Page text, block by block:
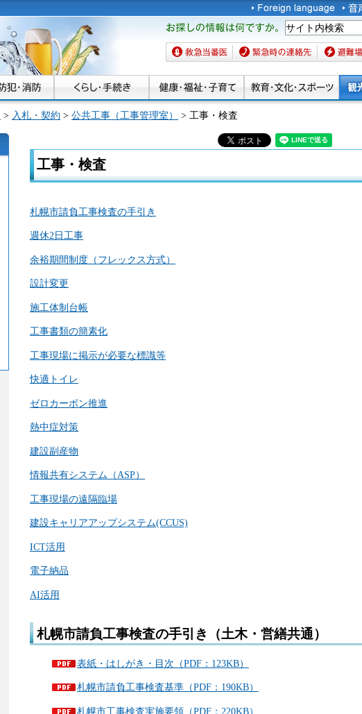
お探しの情報は何です
か。
救急当番医 緊急時の連絡先 避難場所
> 入札・契約 > 公共工事（工事管理室） > 工事・検査
工事・検査
札幌市請負工事検査の手引き
週休2日工事
余裕期間制度（フレックス方式）
設計変更
施工体制台帳
工事書類の簡素化
工事現場に掲示が必要な標識等
快適トイレ
ゼロカーボン推進
熱中症対策
建設副産物
情報共有システム（ASP）
工事現場の遠隔臨場
建設キャリアアップシステム(CCUS)
ICT活用
電子納品
AI活用
札幌市請負工事検査の手引き（土木・営繕共通）
表紙・はしがき・目次（PDF：123KB）
札幌市請負工事検査基準（PDF：190KB）
札幌市工事検査実施要領（PDF：220KB）